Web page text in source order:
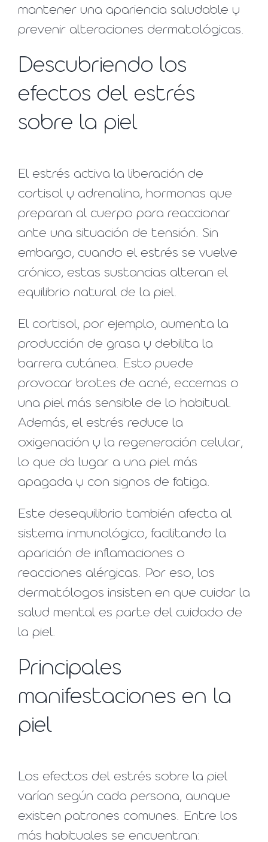
mantener una apariencia saludable y
prevenir alteraciones dermatológicas.
Descubriendo los
efectos del estrés
sobre la piel
El estrés activa la liberación de
cortisol y adrenalina, hormonas que
preparan al cuerpo para reaccionar
ante una situación de tensión. Sin
embargo, cuando el estrés se vuelve
crónico, estas sustancias alteran el
equilibrio natural de la piel.
El cortisol, por ejemplo, aumenta la
producción de grasa y debilita la
barrera cutánea. Esto puede
provocar brotes de acné, eccemas o
una piel más sensible de lo habitual.
Además, el estrés reduce la
oxigenación y la regeneración celular,
lo que da lugar a una piel más
apagada y con signos de fatiga.
Este desequilibrio también afecta al
sistema inmunológico, facilitando la
aparición de inflamaciones o
reacciones alérgicas. Por eso, los
dermatólogos insisten en que cuidar la
salud mental es parte del cuidado de
la piel.
Principales
manifestaciones en la
piel
Los efectos del estrés sobre la piel
varían según cada persona, aunque
existen patrones comunes. Entre los
más habituales se encuentran: